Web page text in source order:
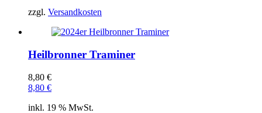
zzgl. Versandkosten
Heilbronner Traminer
8,80 €
8,80 €
inkl. 19 % MwSt.